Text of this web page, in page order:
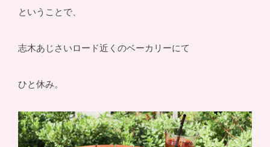
ということで、
志木あじさいロード近くのベーカリーにて
ひと休み。